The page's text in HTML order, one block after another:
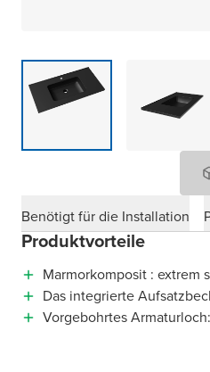
Benötigt für die Installation
Produktvorteile
Marmorkomposit : extrem
Das integrierte
Vorgebohrtes